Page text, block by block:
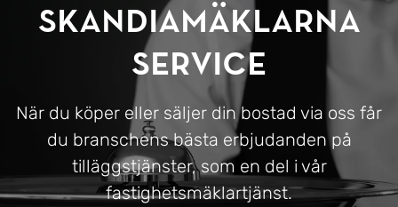
SkandiaMäklarna
Service
När du köper eller säljer din bostad via oss får
du branschens bästa erbjudanden på
tilläggstjänster, som en del i vår
fastighetsmäklartjänst.